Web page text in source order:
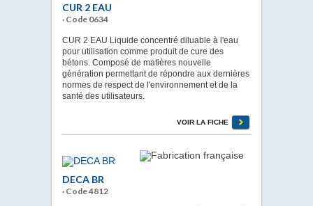
CUR 2 EAU
· Code 0634
CUR 2 EAU Liquide concentré diluable à l'eau
pour utilisation comme produit de cure des
bétons. Composé de matières nouvelle
génération permettant de répondre aux dernières
normes de respect de l'environnement et de la
santé des utilisateurs.
VOIR LA FICHE
DECA BR
· Code 4812